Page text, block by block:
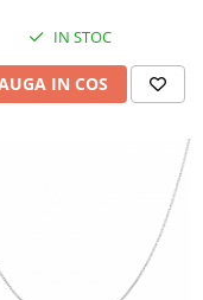
IN STOC
IN COS